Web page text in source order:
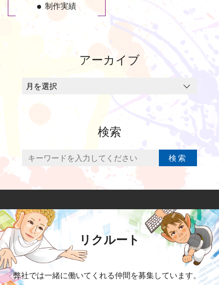
制作実績
アーカイブ
検索
検索
リクルート
弊社では一緒に働いてくれる仲間を募集しています。